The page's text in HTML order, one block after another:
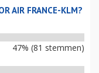
AIR FRANCE-KLM?
47% (81 stemmen)